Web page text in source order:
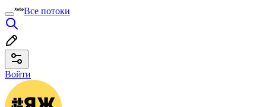
Все потоки
Войти